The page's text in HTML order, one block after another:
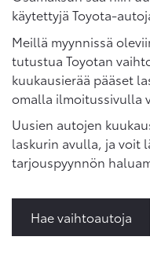
käytettyjä Toyota-
Meillä myynnissä
tutustua Toyotan
kuukausierää pääset
omalla ilmoitussivulla
Uusien autojen
laskurin avulla, ja voit
tarjouspyynnön
Hae vaihtoautoja